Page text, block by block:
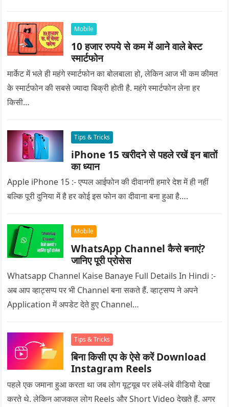
Mobile
10 हजार रुपये से कम में आने वाले बेस्ट
स्मार्टफोन
मार्केट में भले ही महंगे स्मार्टफोन का बोलबाला हो, लेकिन आज भी कम कीमत
के स्मार्टफोन की सबसे ज्यादा बिक्री होती है. महंगे स्मार्टफोन लेना हर
किसी…
Tips & Tricks
iPhone 15 खरीदने से पहले रखें इन बातों
का ध्यान
Apple iPhone 15 :- एप्पल आईफोन की दीवानगी हमारे देश में ही नहीं
बल्कि पूरी दुनिया में है हर कोई इस फोन का दीवाना बना हुआ है….
Mobile
WhatsApp Channel कैसे बनाएं?
जानिए पूरी प्रोसेस
Whatsapp Channel Kaise Banaye Full Details In Hindi :-
अब आप व्हाट्सप्प पर भी Channel बना सकते हैं. व्हाट्सप्प ने अपने
Application में अपडेट देते हुए Channel…
Tips & Tricks
बिना किसी एप के ऐसे करें Download
Instagram Reels
पहले एक जमाना हुआ करता था जब लोग यूट्यूब पर लंबे-लंबे वीडियो देखा
करते थे. लेकिन आजकल लोग Reels और Short Video देखते हैं. अगर